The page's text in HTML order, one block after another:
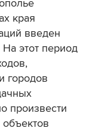
края
введен
этот период
городов
произвести